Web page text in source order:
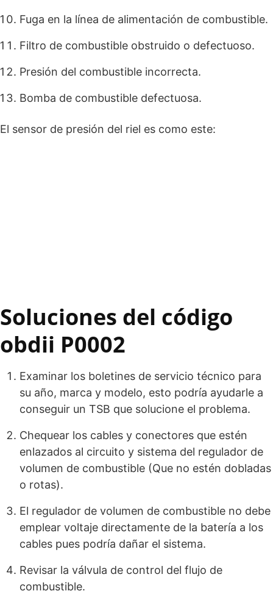
Fuga en la línea de alimentación de combustible.
Filtro de combustible obstruido o defectuoso.
Presión del combustible incorrecta.
Bomba de combustible defectuosa.
El sensor de presión del riel es como este:
Soluciones del código
obdii P0002
Examinar los boletines de servicio técnico para
su año, marca y modelo, esto podría ayudarle a
conseguir un TSB que solucione el problema.
Chequear los cables y conectores que estén
enlazados al circuito y sistema del regulador de
volumen de combustible (Que no estén dobladas
o rotas).
El regulador de volumen de combustible no debe
emplear voltaje directamente de la batería a los
cables pues podría dañar el sistema.
Revisar la válvula de control del flujo de
combustible.